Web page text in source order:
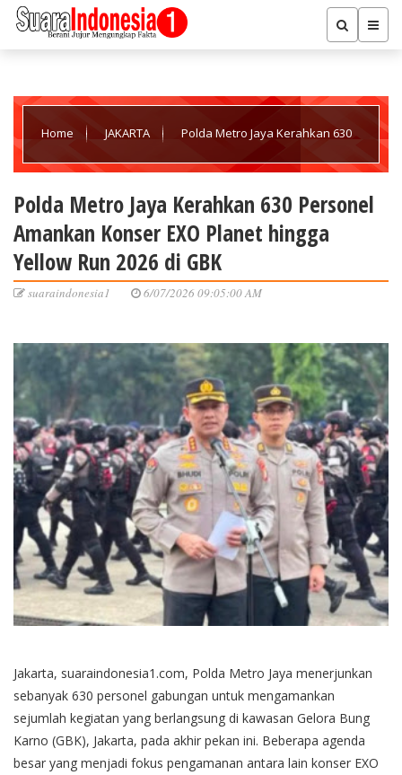
Home JAKARTA Polda Metro Jaya Kerahkan 630
GBK
Polda Metro Jaya Kerahkan 630 Personel
Amankan Konser EXO Planet hingga
Yellow Run 2026 di GBK
suaraindonesia1 6/07/2026 09:05:00 AM
Jakarta, suaraindonesia1.com, Polda Metro Jaya menerjunkan
sebanyak 630 personel gabungan untuk mengamankan
sejumlah kegiatan yang berlangsung di kawasan Gelora Bung
Karno (GBK), Jakarta, pada akhir pekan ini. Beberapa agenda
besar yang menjadi fokus pengamanan antara lain konser EXO